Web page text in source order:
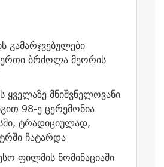
გამარჯვებულები
ბრძოლა მეორის
ყველაზე მნიშვნელოვანი
98-ე ცერემონია
ტრადიციულად,
ჩატარდა
ფილმის ნომინაციაში